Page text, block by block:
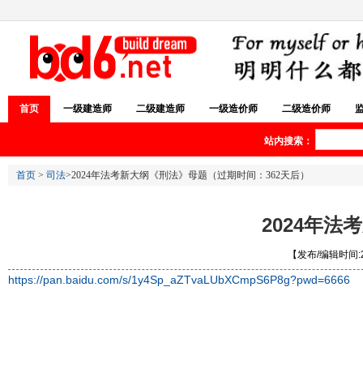
首页 一级建造师 二级建造师 一级造价师 二级造价师
站内搜索：
首页 > 司法 >2024‮法年‬考新大纲《刑法》母题（过期时间：362天后）
【发布/编辑时
https://pan.baidu.com/s/1y4Sp_aZTvaLUbXCmpS6P8g?pwd=6666